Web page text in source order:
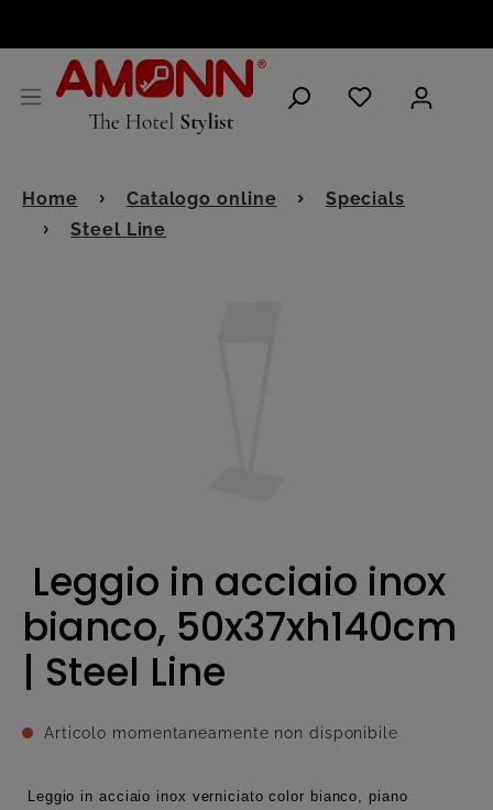
Home Catalogo online
Specials
Steel Line
Leggio in acciaio inox
bianco, 50x37xh140cm
| Steel Line
Articolo momentaneamente non disponibile
Leggio in acciaio inox verniciato color bianco, piano